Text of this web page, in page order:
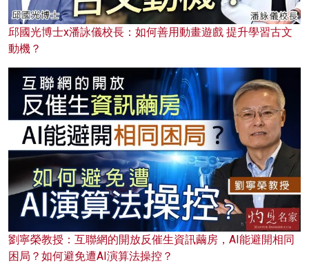
邱國光博士x潘詠儀校長：如何善用動畫遊戲 提升學習古文
動機？
劉寧榮教授：互聯網的開放反催生資訊繭房，AI能避開相同
困局？如何避免遭AI演算法操控？